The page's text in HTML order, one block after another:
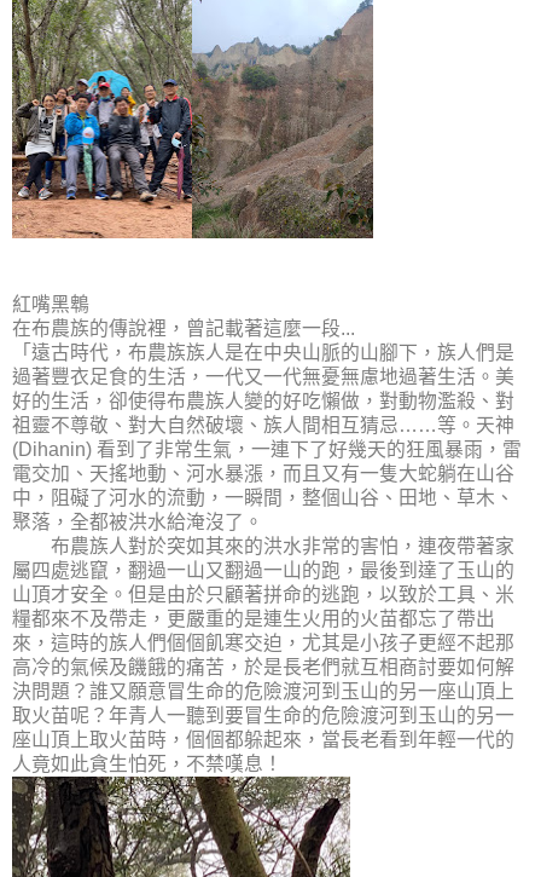
紅嘴黑鵯
在布農族的傳說裡，曾記載著這麼一段...
「遠古時代，布農族族人是在中央山脈的山腳下，族人們是
過著豐衣足食的生活，一代又一代無憂無慮地過著生活。美
好的生活，卻使得布農族人變的好吃懶做，對動物濫殺、對
祖靈不尊敬、對大自然破壞、族人間相互猜忌……等。天神
(Dihanin) 看到了非常生氣，一連下了好幾天的狂風暴雨，雷
電交加、天搖地動、河水暴漲，而且又有一隻大蛇躺在山谷
中，阻礙了河水的流動，一瞬間，整個山谷、田地、草木、
聚落，全都被洪水給淹沒了。
布農族人對於突如其來的洪水非常的害怕，連夜帶著家
屬四處逃竄，翻過一山又翻過一山的跑，最後到達了玉山的
山頂才安全。但是由於只顧著拼命的逃跑，以致於工具、米
糧都來不及帶走，更嚴重的是連生火用的火苗都忘了帶出
來，這時的族人們個個飢寒交迫，尤其是小孩子更經不起那
高冷的氣候及饑餓的痛苦，於是長老們就互相商討要如何解
決問題？誰又願意冒生命的危險渡河到玉山的另一座山頂上
取火苗呢？年青人一聽到要冒生命的危險渡河到玉山的另一
座山頂上取火苗時，個個都躲起來，當長老看到年輕一代的
人竟如此貪生怕死，不禁嘆息！